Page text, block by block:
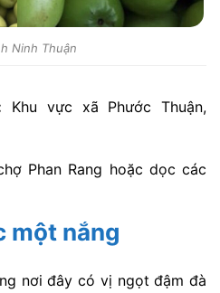
Ninh Thuận
Khu vực xã Phước Thuận,
Phan Rang hoặc dọc các
một nắng
nơi đây có vị ngọt đậm đà